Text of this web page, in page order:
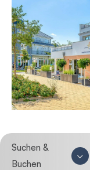
Suchen &
Buchen